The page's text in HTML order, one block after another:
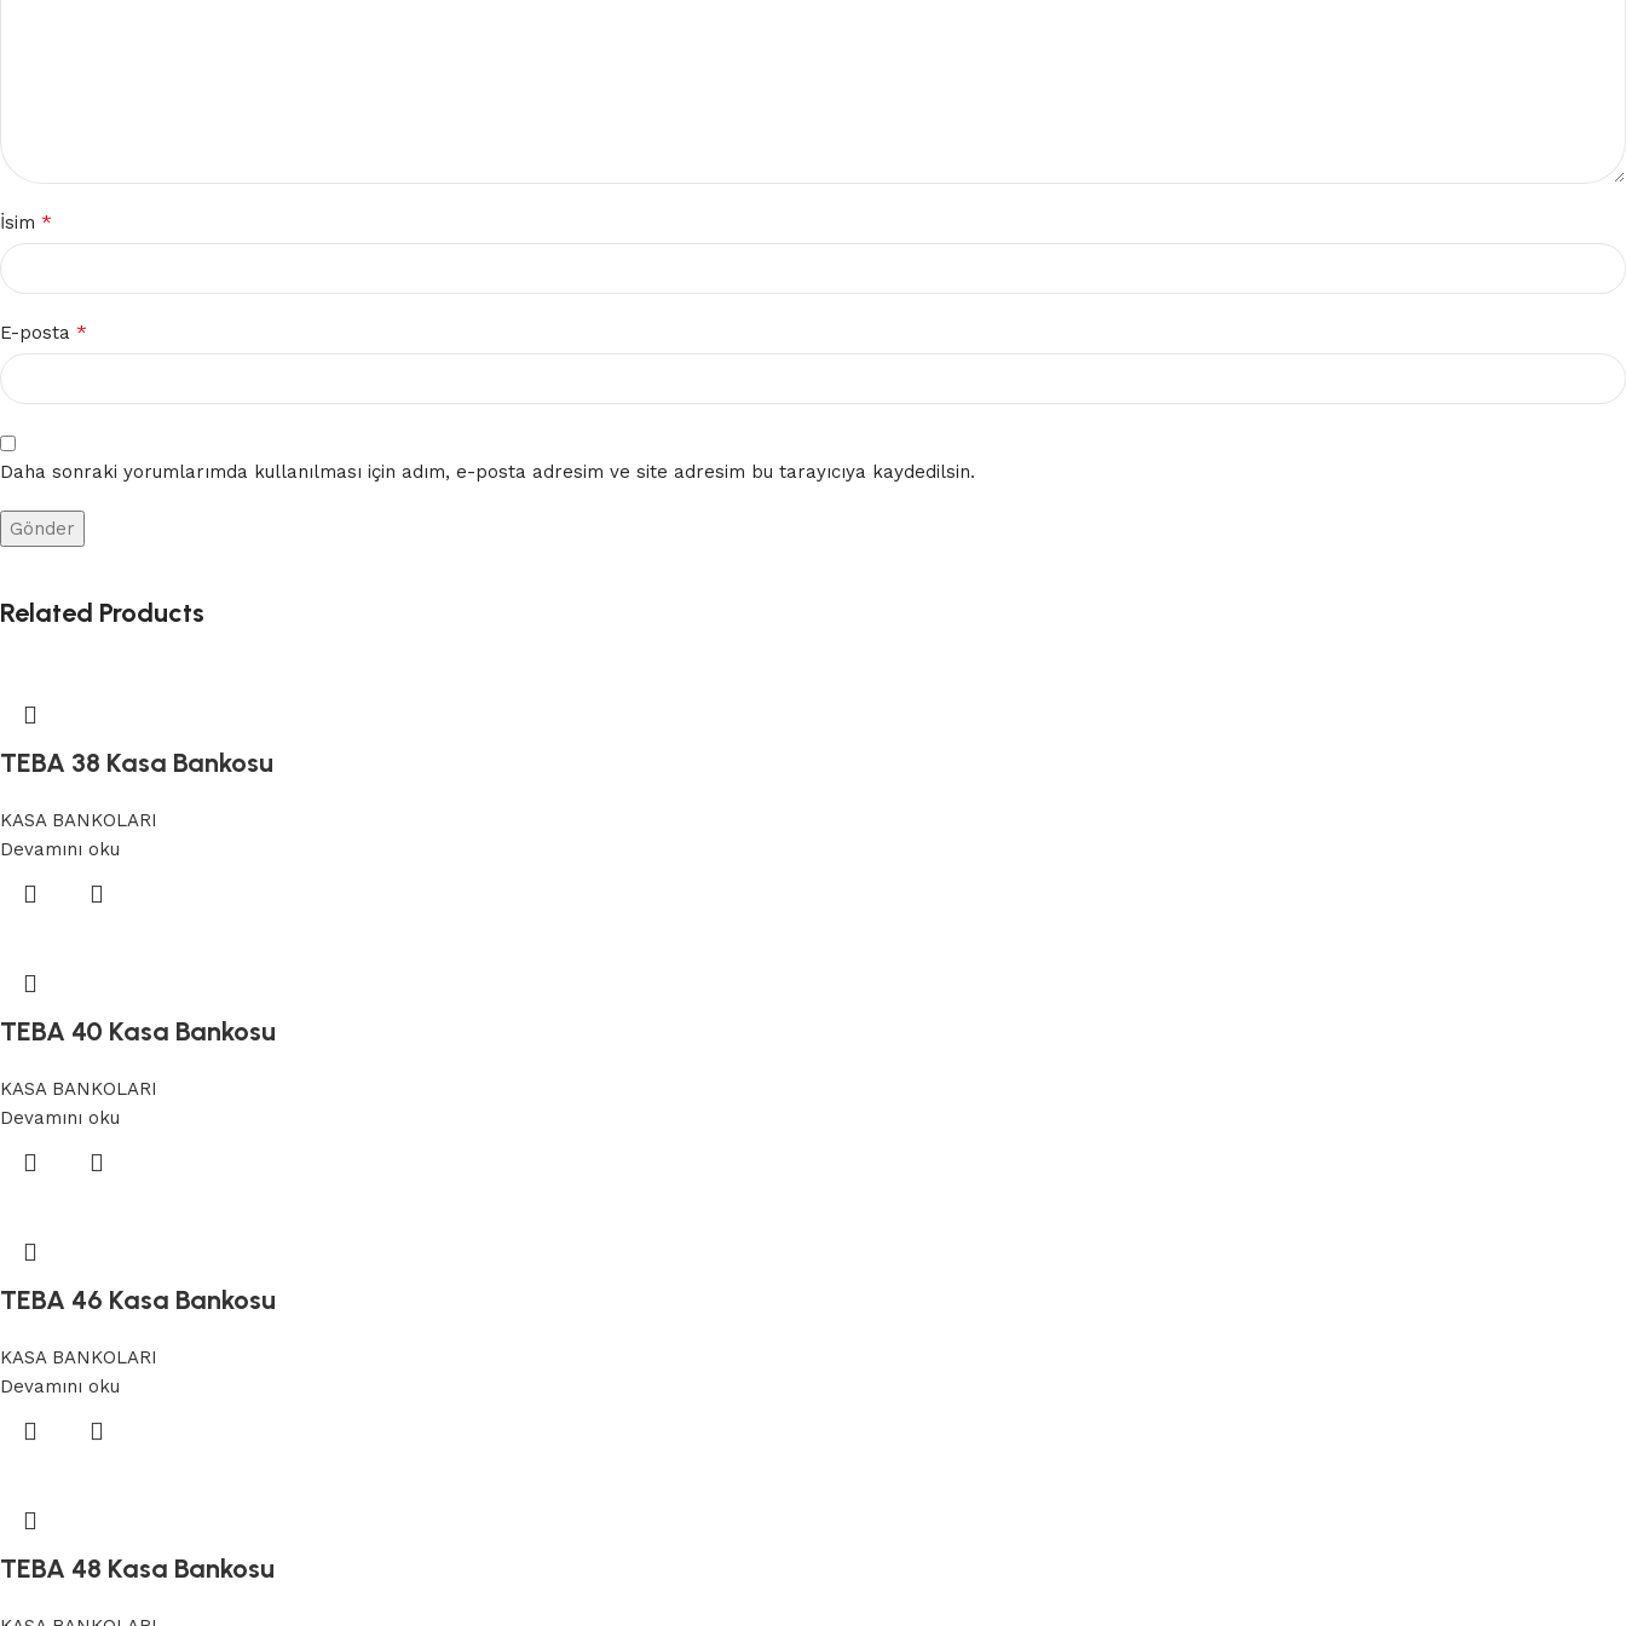
İsim *
E-posta *
Daha sonraki yorumlarımda kullanılması için adım, e-posta adresim ve site adresim bu tarayıcıya kaydedilsin.
Related Products
TEBA 38 Kasa Bankosu
KASA BANKOLARI
Devamını oku
TEBA 40 Kasa Bankosu
KASA BANKOLARI
Devamını oku
TEBA 46 Kasa Bankosu
KASA BANKOLARI
Devamını oku
TEBA 48 Kasa Bankosu